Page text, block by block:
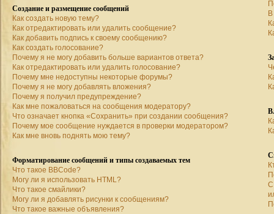
Создание и размещение сообщений
Как создать новую тему?
Как отредактировать или удалить сообщение?
Как добавить подпись к своему сообщению?
Как создать голосование?
Почему я не могу добавить больше вариантов ответа?
Как отредактировать или удалить голосование?
Почему мне недоступны некоторые форумы?
Почему я не могу добавлять вложения?
Почему я получил предупреждение?
Как мне пожаловаться на сообщения модератору?
Что означает кнопка «Сохранить» при создании сообщения?
Почему мое сообщение нуждается в проверки модератором?
Как мне вновь поднять мою тему?
Форматирование сообщений и типы создаваемых тем
Что такое BBCode?
Могу ли я использовать HTML?
Что такое смайлики?
Могу ли я добавлять рисунки к сообщениям?
Что такое важные объявления?
С